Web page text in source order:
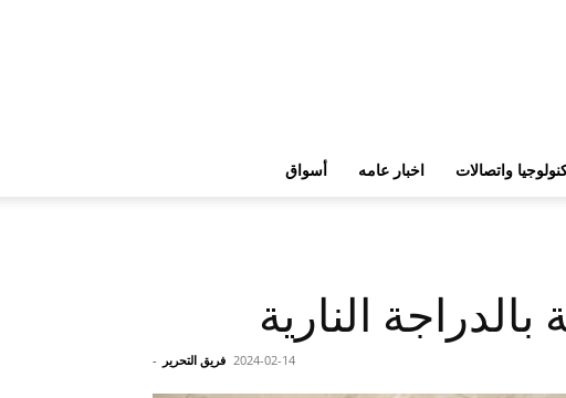
أسواق اخبار عامه واتصالات
فريق التحرير - 2024-02-14